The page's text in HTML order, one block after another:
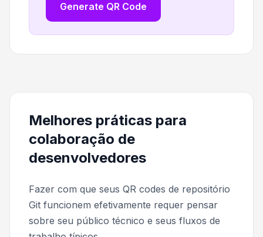
Generate QR Code
Melhores práticas para
colaboração de
desenvolvedores
Fazer com que seus QR codes de repositório
Git funcionem efetivamente requer pensar
sobre seu público técnico e seus fluxos de